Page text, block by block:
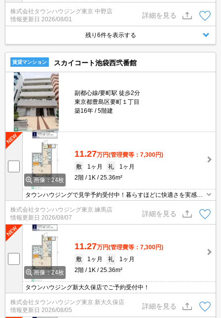
株式会社タウンハウジング東京 中野店
情報更新日 2026/08/01
詳細を見る
残り6件を表示する
賃貸マンション スカイコート池袋西弐番館
副都心線/要町駅 徒歩2分
東京都豊島区要町１丁目
築16年
5階建
画像：24枚
11.27万円(管理費等：7,300円)
敷
1ヶ月 礼
1ヶ月
2階
1K 25.36m²
タウンハウジングで見学予約受付中！暮らすほどに快適さを実感で
きる設備仕様！駅前商業施設の多さ！日常の買い物に便利！
株式会社タウンハウジング東京 練馬店
情報更新日 2026/08/07
詳細を見る
画像：24枚
11.27万円(管理費等：7,300円)
敷
1ヶ月 礼
1ヶ月
2階
1K 25.36m²
タウンハウジング新大久保店でご予約受付中！
株式会社タウンハウジング東京 新大久保店
情報更新日 2026/08/05
詳細を見る